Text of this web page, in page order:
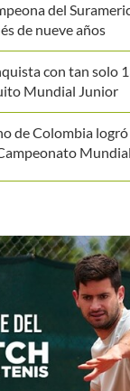
del
de nueve años
con tan solo
Mundial Junior
de Colombia